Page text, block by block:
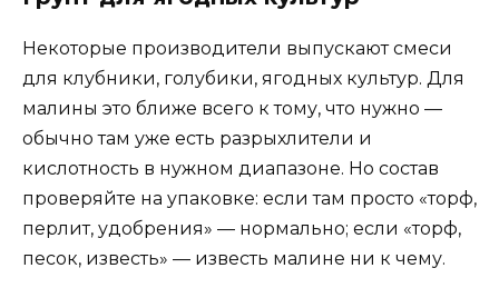
Некоторые производители выпускают смеси
для клубники, голубики, ягодных культур. Для
малины это ближе всего к тому, что нужно —
обычно там уже есть разрыхлители и
кислотность в нужном диапазоне. Но состав
проверяйте на упаковке: если там просто «торф,
перлит, удобрения» — нормально; если «торф,
песок, известь» — известь малине ни к чему.